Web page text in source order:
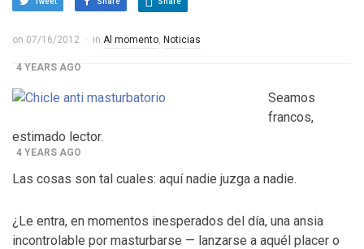
Control del Senado EUA en juego en 2da vuelta
electoral en Georgia
4 YEARS AGO
¡Finalmente! Cámara de Representantes obtiene
4 YEARS AGO
¡Culpable! Jurado en Washington D.C. falla en contra
paramilitar
on 07/16/2012 in Al momento, Noticias
Seamos
francos,
estimado lector.
Las cosas son tal cuales: aquí nadie juzga a nadie.
¿Le entra, en momentos inesperados del día, una ansia
incontrolable por masturbarse — lanzarse a aquél placer o